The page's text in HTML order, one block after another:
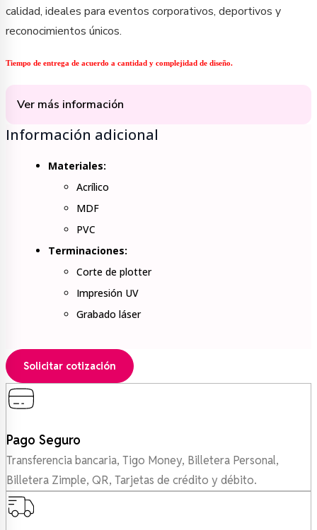
calidad, ideales para eventos corporativos, deportivos y
reconocimientos únicos.
Tiempo de entrega de acuerdo a cantidad y complejidad de diseño.
Ver más información
Información adicional
Materiales:
Acrílico
MDF
PVC
Terminaciones:
Corte de plotter
Impresión UV
Grabado láser
Solicitar cotización
Pago Seguro
Transferencia bancaria, Tigo Money, Billetera Personal,
Billetera Zimple, QR, Tarjetas de crédito y débito.